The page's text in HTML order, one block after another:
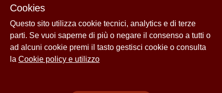
About
Esplora
Cookie policy e utilizzo
Cookies
Questo sito utilizza cookie tecnici, analytics e di terze
parti. Se vuoi saperne di più o negare il consenso a tutti o
ad alcuni cookie premi il tasto gestisci cookie o consulta
la Cookie policy e utilizzo